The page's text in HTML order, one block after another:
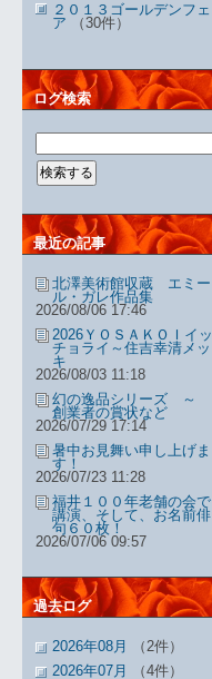
２０１３ゴールデンフェ
ア （30件）
ログ検索
最近の記事
北澤美術館収蔵 エミー
ル・ガレ作品集
2026/08/06 17:46
2026ＹＯＳＡＫＯＩイッ
チョライ～住吉幸清メッ
キ
2026/08/03 11:18
幻の逸品シリーズ ～
創業者の賞状など
2026/07/29 17:14
暑中お見舞い申し上げま
す！
2026/07/23 11:28
福井１００年老舗の会で
講演、そして、お名前俳
句６０枚！
2026/07/06 09:57
過去ログ
2026年08月
（2件）
2026年07月
（4件）